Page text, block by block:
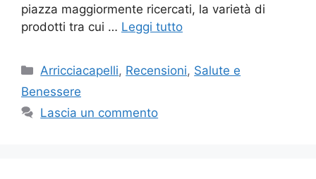
piazza maggiormente ricercati, la varietà di
prodotti tra cui … Leggi tutto
Categorie
Arricciacapelli, Recensioni, Salute e
Benessere
Lascia un commento